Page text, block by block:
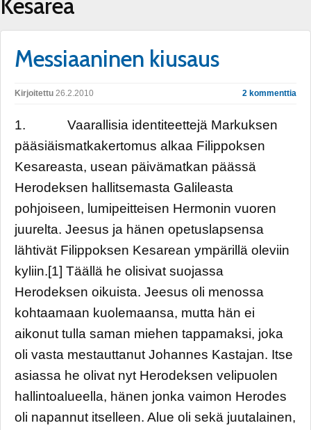
Kesarea
Messiaaninen kiusaus
Kirjoitettu 26.2.2010 2 kommenttia
1. Vaarallisia identiteettejä Markuksen
pääsiäismatkakertomus alkaa Filippoksen
Kesareasta, usean päivämatkan päässä
Herodeksen hallitsemasta Galileasta
pohjoiseen, lumipeitteisen Hermonin vuoren
juurelta. Jeesus ja hänen opetuslapsensa
lähtivät Filippoksen Kesarean ympärillä oleviin
kyliin.[1] Täällä he olisivat suojassa
Herodeksen oikuista. Jeesus oli menossa
kohtaamaan kuolemaansa, mutta hän ei
aikonut tulla saman miehen tappamaksi, joka
oli vasta mestauttanut Johannes Kastajan. Itse
asiassa he olivat nyt Herodeksen velipuolen
hallintoalueella, hänen jonka vaimon Herodes
oli napannut itselleen. Alue oli sekä juutalainen,